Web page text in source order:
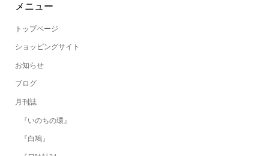
メニュー
トップページ
ショッピングサイト
お知らせ
ブログ
月刊誌
『いのちの環』
『白鳩』